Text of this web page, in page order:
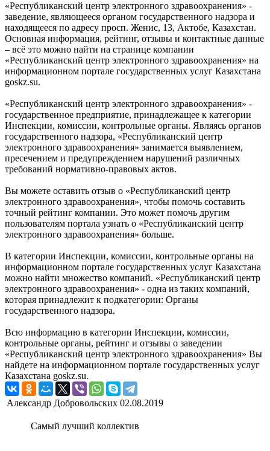
«Республиканский центр электронного здравоохранения» -
заведение, являющееся органом государственного надзора и
находящееся по адресу просп. Женис, 13, Актобе, Казахстан.
Основная информация, рейтинг, отзывы и контактные данные
– всё это можно найти на странице компании
«Республиканский центр электронного здравоохранения» на
информационном портале государственных услуг Казахстана
goskz.su.
«Республиканский центр электронного здравоохранения» -
государственное предприятие, принадлежащее к категории
Инспекции, комиссии, контрольные органы. Являясь органов
государственного надзора, «Республиканский центр
электронного здравоохранения» занимается выявлением,
пресечением и предупреждением нарушений различных
требований нормативно-правовых актов.
Вы можете оставить отзыв о «Республиканский центр
электронного здравоохранения», чтобы помочь составить
точный рейтинг компании. Это может помочь другим
пользователям портала узнать о «Республиканский центр
электронного здравоохранения» больше.
В категории Инспекции, комиссии, контрольные органы на
информационном портале государственных услуг Казахстана
можно найти множество компаний. «Республиканский центр
электронного здравоохранения» - одна из таких компаний,
которая принадлежит к подкатегории: Органы
государственного надзора.
Всю информацию в категории Инспекции, комиссии,
контрольные органы, рейтинг и отзывы о заведении
«Республиканский центр электронного здравоохранения» Вы
найдете на информационном портале государственных услуг
Казахстана goskz.su.
Александр Добровольских 02.08.2019
Самый лучший коллектив